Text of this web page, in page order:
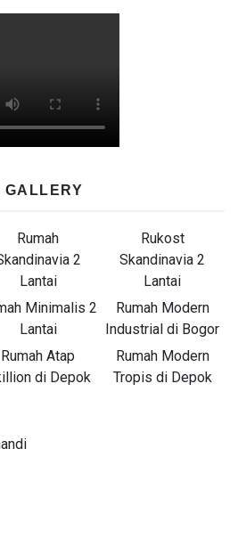
GALLERY
Rumah
2
Lantai
Rukost
Skandinavia 2
Lantai
Minimalis 2
Lantai
Rumah Modern
Industrial di Bogor
Rumah Atap
di Depok
Rumah Modern
Tropis di Depok